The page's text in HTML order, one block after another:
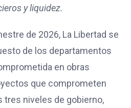
y liquidez.
de 2026, La Libertad se
de los departamentos
en obras
que comprometen
tres niveles de gobierno,